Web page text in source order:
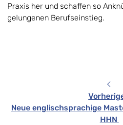
Praxis her und schaffen so
gelungenen Berufseinstieg.
Neue englischsprachige
HHN